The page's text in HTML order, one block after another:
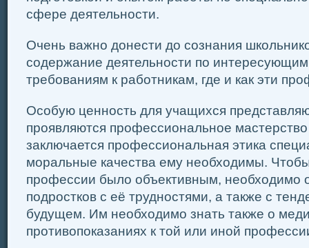
сфере деятельности.
Очень важно донести до сознания
содержание деятельности по
требованиям к работникам, где и как эти
Особую ценность для учащихся
проявляются профессиональное
заключается профессиональная этика
моральные качества ему необходимы.
профессии было объективным, необходимо
подростков с её трудностями, а также с
будущем. Им необходимо знать также о
противопоказаниях к той или иной